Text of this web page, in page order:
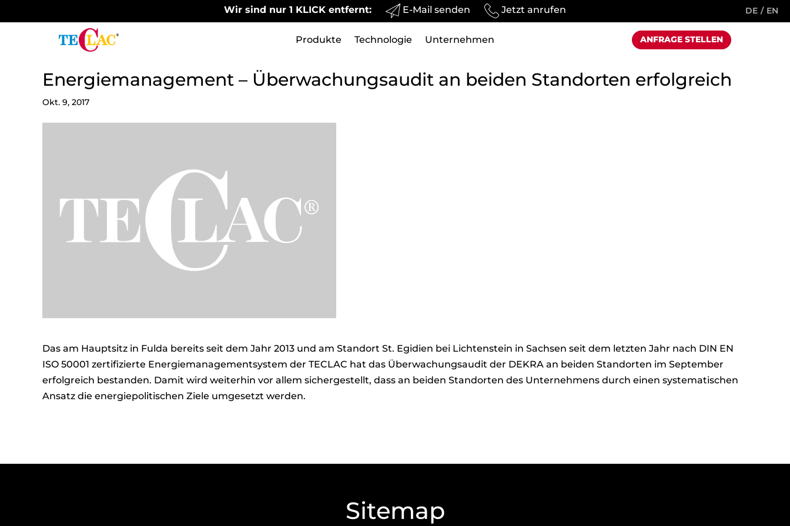
Wir sind nur 1 KLICK entfernt: E-Mail senden Jetzt anrufen DE EN
Produkte Technologie Unternehmen ANFRAGE STELLEN
Energiemanagement – Überwachungsaudit an beiden Standorten erfolgreich
Okt. 9, 2017
Das am Hauptsitz in Fulda bereits seit dem Jahr 2013 und am Standort St. Egidien bei Lichtenstein in Sachsen seit dem letzten Jahr nach DIN EN
ISO 50001 zertifizierte Energiemanagementsystem der TECLAC hat das Überwachungsaudit der DEKRA an beiden Standorten im September
erfolgreich bestanden. Damit wird weiterhin vor allem sichergestellt, dass an beiden Standorten des Unternehmens durch einen systematischen
Ansatz die energiepolitischen Ziele umgesetzt werden.
Sitemap